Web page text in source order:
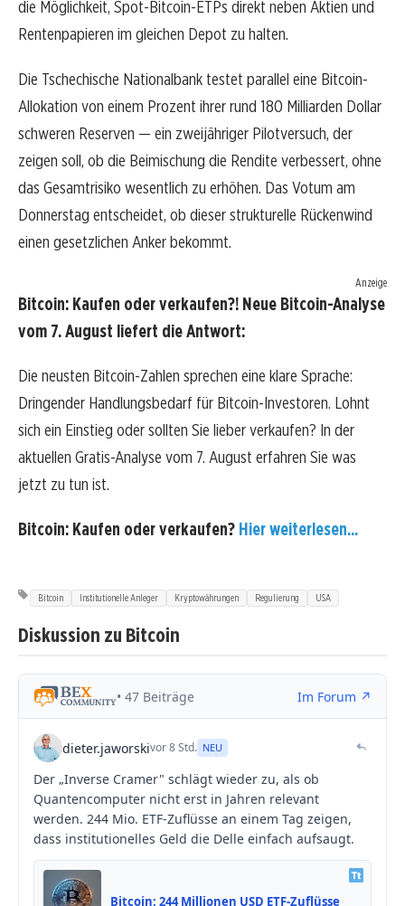
die Möglichkeit, Spot-Bitcoin-ETPs direkt neben Aktien und
Rentenpapieren im gleichen Depot zu halten.
Die Tschechische Nationalbank testet parallel eine Bitcoin-
Allokation von einem Prozent ihrer rund 180 Milliarden Dollar
schweren Reserven — ein zweijähriger Pilotversuch, der
zeigen soll, ob die Beimischung die Rendite verbessert, ohne
das Gesamtrisiko wesentlich zu erhöhen. Das Votum am
Donnerstag entscheidet, ob dieser strukturelle Rückenwind
einen gesetzlichen Anker bekommt.
Anzeige
Bitcoin: Kaufen oder verkaufen?! Neue Bitcoin-Analyse
vom 7. August liefert die Antwort:
Die neusten Bitcoin-Zahlen sprechen eine klare Sprache:
Dringender Handlungsbedarf für Bitcoin-Investoren. Lohnt
sich ein Einstieg oder sollten Sie lieber verkaufen? In der
aktuellen Gratis-Analyse vom 7. August erfahren Sie was
jetzt zu tun ist.
Bitcoin: Kaufen oder verkaufen? Hier weiterlesen...
Bitcoin Institutionelle Anleger Kryptowährungen Regulierung USA
Diskussion zu Bitcoin